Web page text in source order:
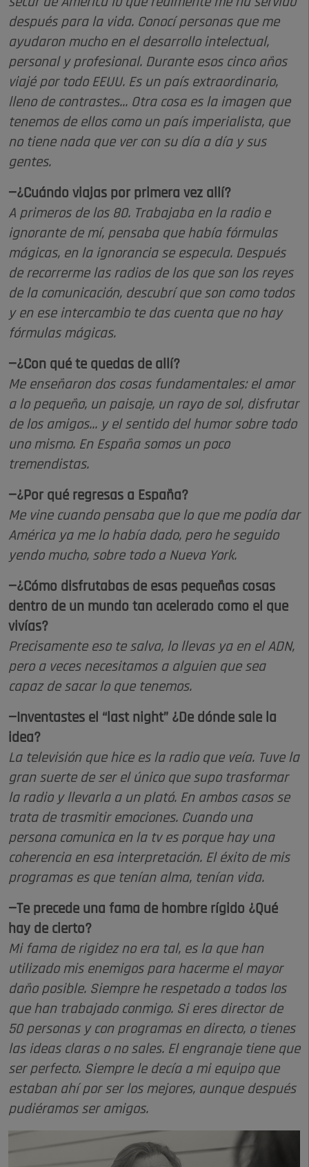
después para la vida. Conocí personas que me
ayudaron mucho en el desarrollo intelectual,
personal y profesional. Durante esos cinco años
viajé por todo EEUU. Es un país extraordinario,
lleno de contrastes... Otra cosa es la imagen que
tenemos de ellos como un país imperialista, que
no tiene nada que ver con su día a día y sus
gentes.
—¿Cuándo viajas por primera vez allí?
A primeros de los 80. Trabajaba en la radio e
ignorante de mí, pensaba que había fórmulas
mágicas, en la ignorancia se especula. Después
de recorrerme las radios de los que son los reyes
de la comunicación, descubrí que son como todos
y en ese intercambio te das cuenta que no hay
fórmulas mágicas.
—¿Con qué te quedas de allí?
Me enseñaron dos cosas fundamentales: el amor
a lo pequeño, un paisaje, un rayo de sol, disfrutar
de los amigos... y el sentido del humor sobre todo
uno mismo. En España somos un poco
tremendistas.
—¿Por qué regresas a España?
Me vine cuando pensaba que lo que me podía dar
América ya me lo había dado, pero he seguido
yendo mucho, sobre todo a Nueva York.
—¿Cómo disfrutabas de esas pequeñas cosas
dentro de un mundo tan acelerado como el que
vivías?
Precisamente eso te salva, lo llevas ya en el ADN,
pero a veces necesitamos a alguien que sea
capaz de sacar lo que tenemos.
—Inventastes el “last night” ¿De dónde sale la
idea?
La televisión que hice es la radio que veía. Tuve la
gran suerte de ser el único que supo trasformar
la radio y llevarla a un plató. En ambos casos se
trata de trasmitir emociones. Cuando una
persona comunica en la tv es porque hay una
coherencia en esa interpretación. El éxito de mis
programas es que tenían alma, tenían vida.
—Te precede una fama de hombre rígido ¿Qué
hay de cierto?
Mi fama de rigidez no era tal, es la que han
utilizado mis enemigos para hacerme el mayor
daño posible. Siempre he respetado a todos los
que han trabajado conmigo. Si eres director de
50 personas y con programas en directo, o tienes
las ideas claras o no sales. El engranaje tiene que
ser perfecto. Siempre le decía a mi equipo que
estaban ahí por ser los mejores, aunque después
pudiéramos ser amigos.